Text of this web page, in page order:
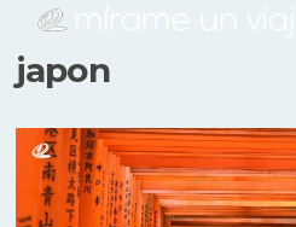
japon